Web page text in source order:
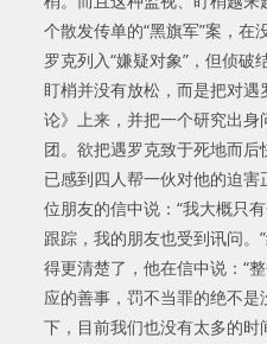
个散发传单的“黑旗军”案，在
罗克列入“嫌疑对象”，但侦破
盯梢并没有放松，而是把对
论》上来，并把一个研究出
团。欲把遇罗克致于死地而
已感到四人帮一伙对他的迫
位朋友的信中说：“我大概只
跟踪，我的朋友也受到讯问
得更清楚了，他在信中说：“
应的善事，罚不当罪的绝不
下，目前我们也没有太多的